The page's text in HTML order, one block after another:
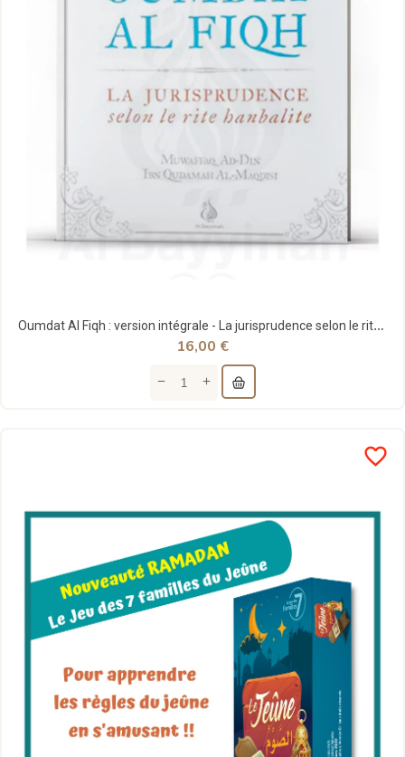
Oumdat Al Fiqh : version intégrale - La jurisprudence selon le rite hanbalite - Ibn Qudamah...
16,00 €
favorite_border